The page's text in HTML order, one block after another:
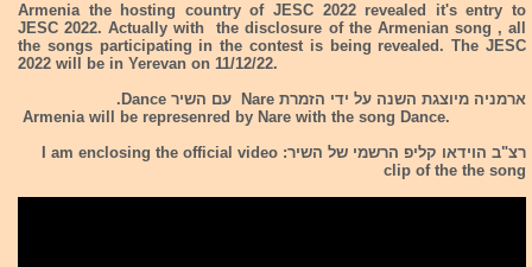
Armenia the hosting country of JESC 2022 revealed it's entry to
JESC 2022. Actually with the disclosure of the Armenian song , all
the songs participating in the contest is being revealed. The JESC
2022 will be in Yerevan on 11/12/22.
ארמניה מיוצגת השנה על ידי הזמרת Nare עם השיר Dance.
Armenia will be represenred by Nare with the song Dance.
רצ"ב הוידאו קליפ הרשמי של השיר: I am enclosing the official video
clip of the the song